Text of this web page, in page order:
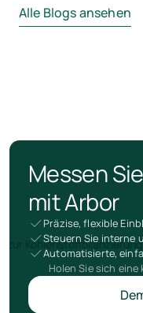
Alle Blogs ansehen
Messen
mit Arbor
Präzise, flexible
Steuern Sie interne
Automatisierte,
Holen Sie sich